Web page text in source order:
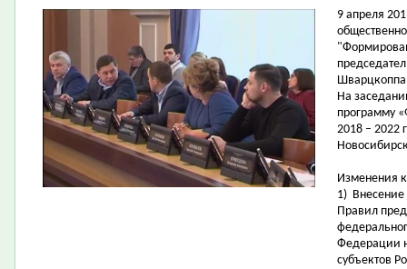
​9 апреля
На
программу
2018 – 2022
Изменения
1) В
Правил
Федерации
субъектов